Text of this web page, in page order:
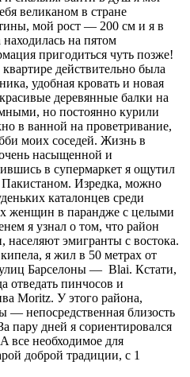
великаном в стране
мой рост — 200 см и я в
на пятом
пригодиться чуть позже!
действительно была
удобная кровать и новая
деревянные балки на
но постоянно курили
в ванной на проветривание,
моих соседей. Жизнь в
насыщенной и
в супермаркет я ощутил
Изредка, можно
каталонцев среди
женщин в парандже с целыми
я узнал о том, что район
эмигранты с востока.
я жил в 50 метрах от
Барселоны — Blai. Кстати,
отведать пинчосов и
Moritz. У этого района,
непосредственная близость
пару дней я сориентировался
все необходимое для
доброй традиции, с 1